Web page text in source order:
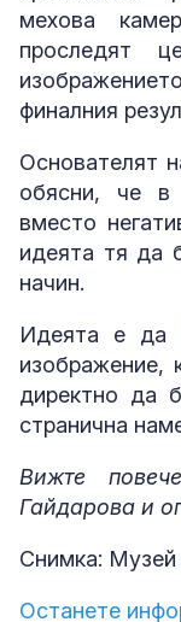
мехова
проследят
финалния
Основателят
обясни, че в
вместо
идеята тя да
начин.
Идеята е да
изображение,
директно да
странична
Вижте
Гайдарова и
Снимка: Музей
Останете